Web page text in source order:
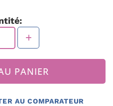
PANIER
AU COMPARATEUR